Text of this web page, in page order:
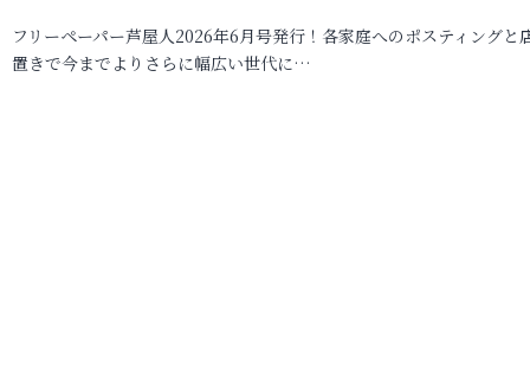
フリーペーパー芦屋人2026年6月号発行！各家庭へのポスティングと
置きで今までよりさらに幅広い世代に…